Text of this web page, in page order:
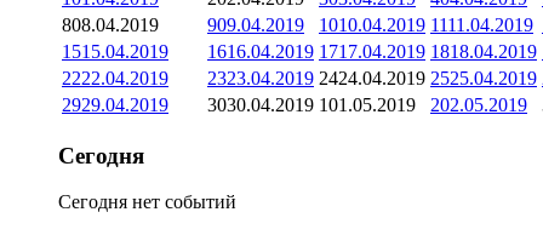
808.04.2019 909.04.2019 1010.04.2019 1111.04.2019
1515.04.2019 1616.04.2019 1717.04.2019 1818.04.2019
2222.04.2019 2323.04.2019 2424.04.2019 2525.04.2019
2929.04.2019 3030.04.2019 101.05.2019 202.05.2019
Сегодня
Сегодня нет событий